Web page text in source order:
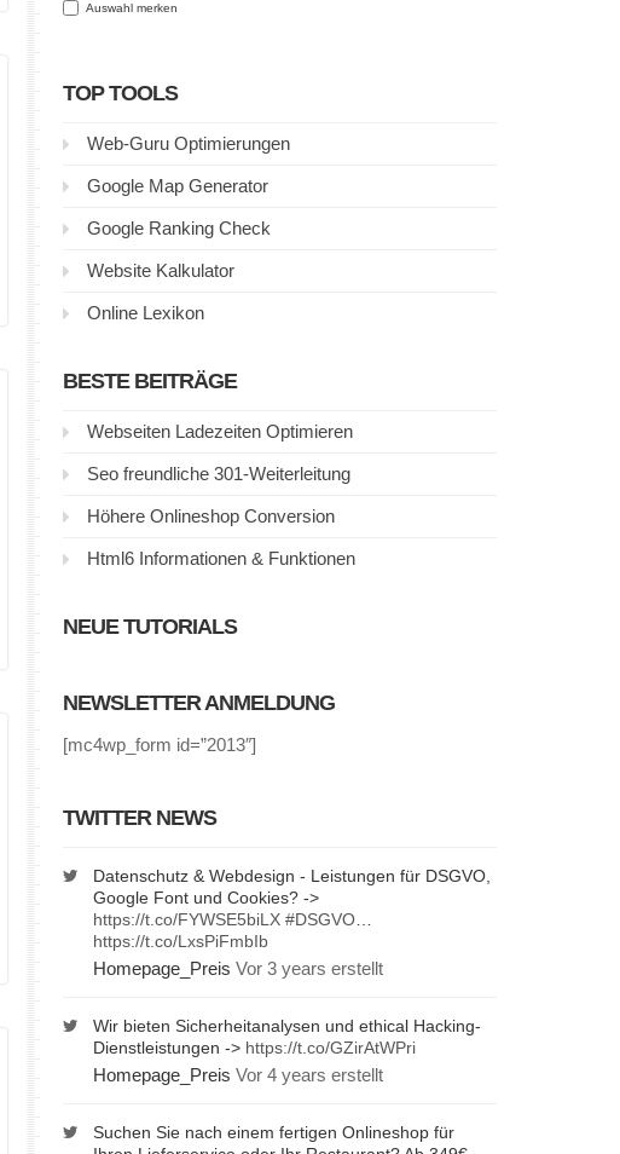
Auswahl merken
TOP TOOLS
Web-Guru Optimierungen
Google Map Generator
Google Ranking Check
Website Kalkulator
Online Lexikon
BESTE BEITRÄGE
Webseiten Ladezeiten Optimieren
Seo freundliche 301-Weiterleitung
Höhere Onlineshop Conversion
Html6 Informationen & Funktionen
NEUE TUTORIALS
NEWSLETTER ANMELDUNG
[mc4wp_form id=”2013″]
TWITTER NEWS
Datenschutz & Webdesign - Leistungen für DSGVO,
Google Font und Cookies? ->
https://t.co/FYWSE5biLX #DSGVO…
https://t.co/LxsPiFmbIb
Homepage_Preis Vor 3 years erstellt
Wir bieten Sicherheitanalysen und ethical Hacking-
Dienstleistungen -> https://t.co/GZirAtWPri
Homepage_Preis Vor 4 years erstellt
Suchen Sie nach einem fertigen Onlineshop für